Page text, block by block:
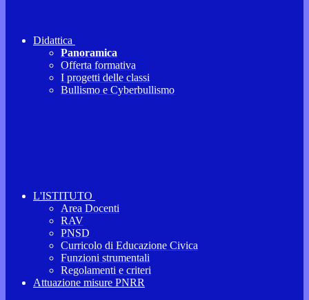
Didattica
Panoramica
Offerta formativa
I progetti delle classi
Bullismo e Cyberbullismo
L'ISTITUTO
Area Docenti
RAV
PNSD
Curricolo di Educazione Civica
Funzioni strumentali
Regolamenti e criteri
Attuazione misure PNRR